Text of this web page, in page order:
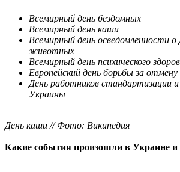
Всемирный день бездомных
Всемирный день каши
Всемирный день осведомленности
животных
Всемирный день психического
Европейский день борьбы за
День работников стандартизации
Украины
День каши // Фото: Википедия
Какие события произошли в Украине и